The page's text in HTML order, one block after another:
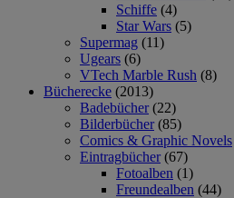
Schiffe (4)
Star Wars (5)
Supermag (11)
Ugears (6)
VTech Marble Rush (8)
Bücherecke (2013)
Badebücher (22)
Bilderbücher (85)
Comics & Graphic Novels
Eintragbücher (67)
Fotoalben (1)
Freundealben (44)